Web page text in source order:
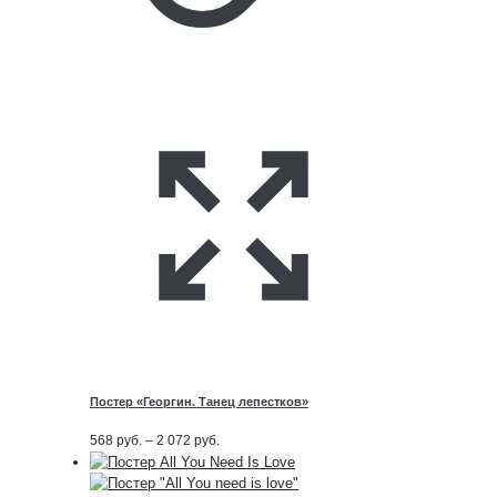
Постер «Георгин. Танец лепестков»
568 руб. – 2 072 руб.
цен:
568